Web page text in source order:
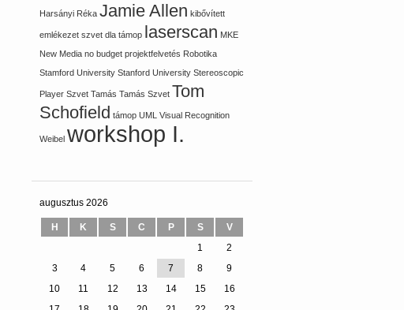
Harsányi Réka Jamie Allen kibővített
emlékezet szvet dla támop laserscan MKE
New Media no budget projektfelvetés Robotika
Stamford University Stanford University Stereoscopic
Player Szvet Tamás Tamás Szvet Tom
Schofield támop UML Visual Recognition
Weibel workshop I.
augusztus 2026
H K S C P S V
1
2
3
4 5 6 7 8
9
10
11 12 13 14 15
16